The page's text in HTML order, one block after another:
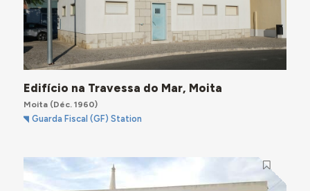
Edifício na Travessa do Mar, Moita
Moita(Déc. 1960)
Guarda Fiscal (GF) Station